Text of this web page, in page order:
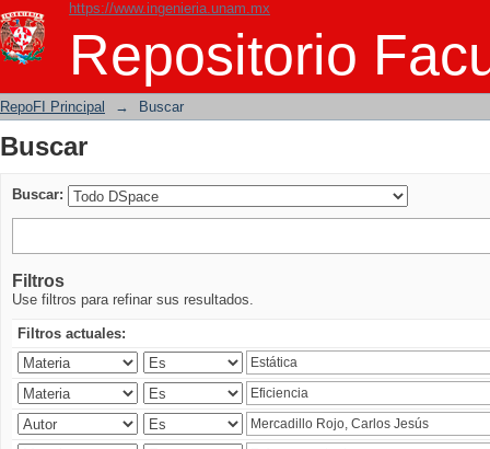
https://www.ingenieria.unam.mx
Repositorio
Buscar
RepoFI Principal → Buscar
Buscar
Buscar:
Filtros
Use filtros para refinar sus resultados.
Filtros actuales: